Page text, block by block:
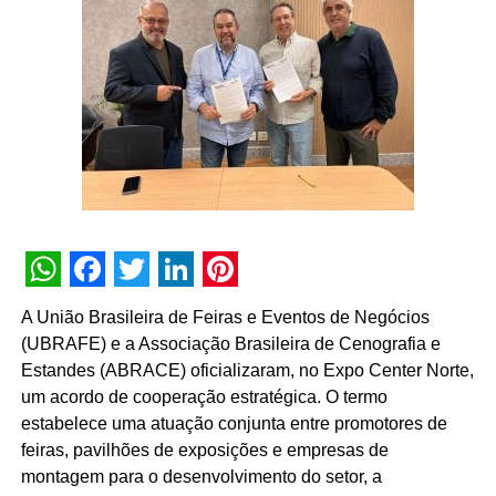
afirma Carolina Frydman, gerente de marketing de
TÓPICOS RELACIONADOS: DESTAQUE
Citroën apresenta lançamento do Novo C3 no
Monet à Beira d’Água
WhatsApp
Facebook
Twitter
LinkedIn
Pinterest
A União Brasileira de Feiras e Eventos de Negócios
(UBRAFE) e a Associação Brasileira de Cenografia e
Estandes (ABRACE) oficializaram, no Expo Center Norte,
um acordo de cooperação estratégica. O termo
estabelece uma atuação conjunta entre promotores de
feiras, pavilhões de exposições e empresas de
montagem para o desenvolvimento do setor, a